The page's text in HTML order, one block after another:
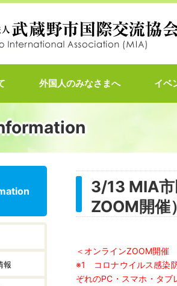
外国人のみなさまへ イベ
報
3/13 MIA
ZOOM開催
＜オンラインZOOM開催
※1 コロナウイルス感染
ぞれのPC・スマホ・タ